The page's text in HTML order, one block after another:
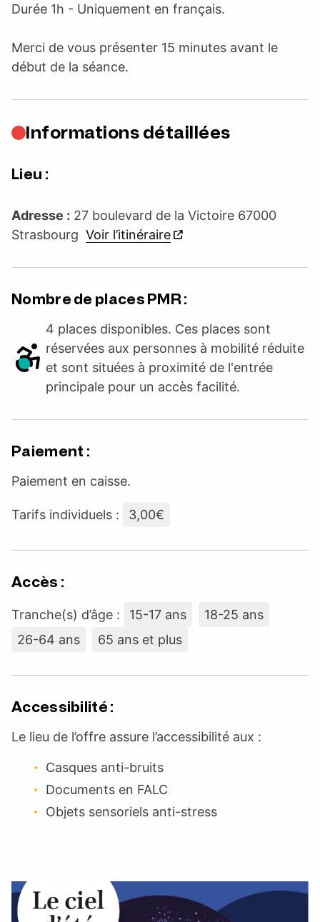
Durée 1h - Uniquement en français.
Merci de vous présenter 15 minutes avant le
début de la séance.
Informations détaillées
Lieu :
Adresse : 27 boulevard de la Victoire 67000
Strasbourg Voir l’itinéraire
Nombre de places PMR :
4 places disponibles. Ces places sont
réservées aux personnes à mobilité réduite
et sont situées à proximité de l'entrée
principale pour un accès facilité.
Paiement :
Paiement en caisse.
Tarifs individuels : 3,00€
Accès :
Tranche(s) d’âge : 15-17 ans
18-25 ans
26-64 ans
65 ans et plus
Accessibilité :
Le lieu de l’offre assure l’accessibilité aux :
Casques anti-bruits
Documents en FALC
Objets sensoriels anti-stress